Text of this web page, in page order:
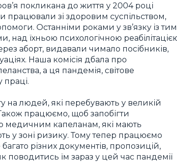
покликана до життя у 2004 році
зі здоровим суспільством,
Останніми роками у зв’язку із
їхньою психологічною
аборт, видавали чимало посібників,
Наша комісія дбала про
а ця пандемія, світове
праці.
на людей, які перебувають у великій
працюємо, щоб запобігти
медичним капеланам, які мають
у зоні ризику. Тому тепер працюємо
різних документів, пропозицій,
їм зараз у цей час пандемії